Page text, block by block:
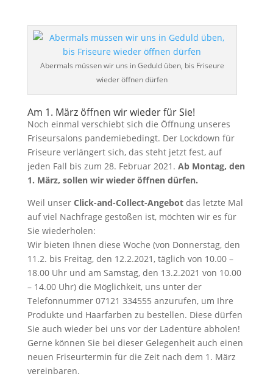
Abermals müssen wir uns in Geduld üben, bis Friseure
wieder öffnen dürfen
Am 1. März öffnen wir wieder für Sie!
Noch einmal verschiebt sich die Öffnung unseres
Friseursalons pandemiebedingt. Der Lockdown für
Friseure verlängert sich, das steht jetzt fest, auf
jeden Fall bis zum 28. Februar 2021. Ab Montag, den
1. März, sollen wir wieder öffnen dürfen.
Weil unser Click-and-Collect-Angebotdas letzte Mal
auf viel Nachfrage gestoßen ist, möchten wir es für
Sie wiederholen:
Wir bieten Ihnen diese Woche (von Donnerstag, den
11.2. bis Freitag, den 12.2.2021, täglich von 10.00 –
18.00 Uhr und am Samstag, den 13.2.2021 von 10.00
– 14.00 Uhr) die Möglichkeit, uns unter der
Telefonnummer 07121 334555 anzurufen, um Ihre
Produkte und Haarfarben zu bestellen. Diese dürfen
Sie auch wieder bei uns vor der Ladentüre abholen!
Gerne können Sie bei dieser Gelegenheit auch einen
neuen Friseurtermin für die Zeit nach dem 1. März
vereinbaren.